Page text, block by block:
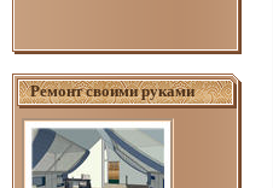
Ремонт своими руками